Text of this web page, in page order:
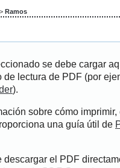
> Ramos
se debe cargar
de lectura de PDF (por
).
sobre cómo
una guía útil de
descargar el PDF